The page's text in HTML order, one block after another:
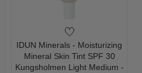
IDUN Minerals - Moisturizing
Mineral Skin Tint SPF 30
Kungsholmen Light Medium -